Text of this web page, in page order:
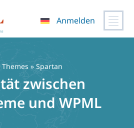
Anmelden
» Spartan
zwischen
und WPML